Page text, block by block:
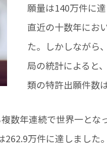
願量は140万件に
直近の十数年にお
た。しかしながら
局の統計によると
類の特許出願件数
数年連続で世界一と
万件に達しまし